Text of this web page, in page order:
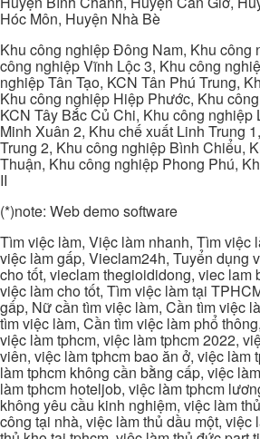
Hóc Môn, Huyện Nhà Bè
Khu công nghiệp Đông Nam, Khu công
công nghiệp Vĩnh Lộc 3, Khu công
nghiệp Tân Tạo, KCN Tân Phú Trung,
Khu công nghiệp Hiệp Phước, Khu
KCN Tây Bắc Củ Chi, Khu công nghiệp
Minh Xuân 2, Khu chế xuất Linh Trung
Trung 2, Khu công nghiệp Bình Chiểu,
Thuận, Khu công nghiệp Phong Phú,
II
(*)note: Web demo software
Tìm việc làm, Việc làm nhanh, Tìm việc
việc làm gấp, Vieclam24h, Tuyển dụng
cho tốt, vieclam thegioididong, viec lam
việc làm cho tốt, Tìm việc làm tại
gấp, Nữ cần tìm việc làm, Cần tìm việc
tìm việc làm, Cần tìm việc làm phổ
việc làm tphcm, việc làm tphcm 2022,
viên, việc làm tphcm bao ăn ở, việc làm
làm tphcm không cần bằng cấp, việc
làm tphcm hoteljob, việc làm tphcm
không yêu cầu kinh nghiệm, việc làm
công tại nhà, việc làm thủ dầu một, việc